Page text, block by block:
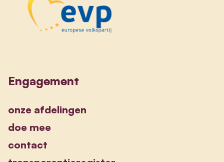
Engagement
onze afdelingen
doe mee
contact